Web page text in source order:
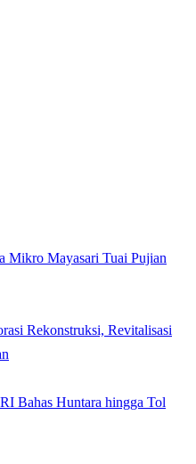
Mikro Mayasari Tuai Pujian
Rekonstruksi, Revitalisasi
Bahas Huntara hingga Tol